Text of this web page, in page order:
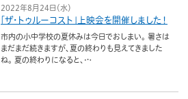
2022年8月24日（水）
「ザ・トゥルーコスト」上映会を開催しました！
市内の小中学校の夏休みは今日でおしまい。 暑さは
まだまだ続きますが、夏の終わりも見えてきました
ね。 夏の終わりになると、…